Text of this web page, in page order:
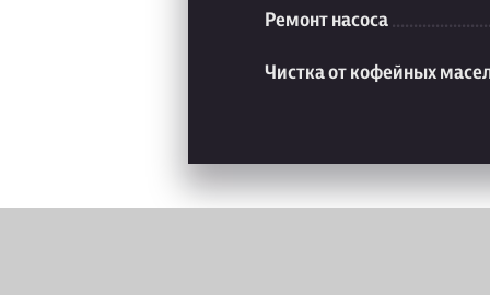
Ремонт насоса
Чистка от кофейных